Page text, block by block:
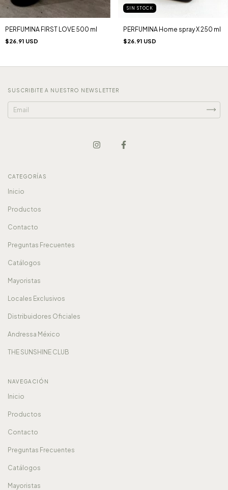
PERFUMINA FIRST LOVE 500 ml
$26.91 USD
SIN STOCK
PERFUMINA Home spray X 250 ml
$26.91 USD
SUSCRIBITE A NUESTRO NEWSLETTER
CATEGORÍAS
Inicio
Productos
Contacto
Preguntas Frecuentes
Catálogos
Mayoristas
Locales Exclusivos
Distribuidores Oficiales
Andressa México
THE SUNSHINE CLUB
NAVEGACIÓN
Inicio
Productos
Contacto
Preguntas Frecuentes
Catálogos
Mayoristas